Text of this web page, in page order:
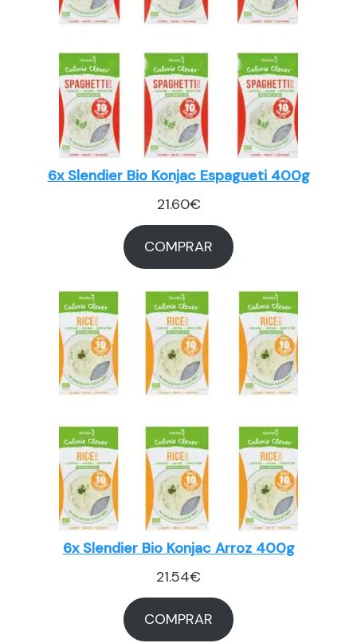
6x Slendier Bio Konjac Espagueti 400g
21.60€
COMPRAR
6x Slendier Bio Konjac Arroz 400g
21.54€
COMPRAR